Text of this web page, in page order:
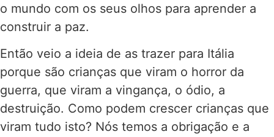
o mundo com os seus olhos para aprender a
construir a paz.
Então veio a ideia de as trazer para Itália
porque são crianças que viram o horror da
guerra, que viram a vingança, o ódio, a
destruição. Como podem crescer crianças que
viram tudo isto? Nós temos a obrigação e a